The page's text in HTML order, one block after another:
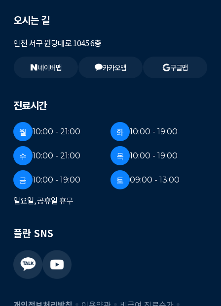
진료시간
월 10:00 - 21:00 화 10:00 - 19:00
수 10:00 - 21:00 목 10:00 - 19:00
금 10:00 - 19:00 토 09:00 - 13:00
일요일, 공휴일 휴무
오시는 길
인천 서구 원당대로 1045 6층
네이버맵 카카오맵 구글맵
플란 SNS